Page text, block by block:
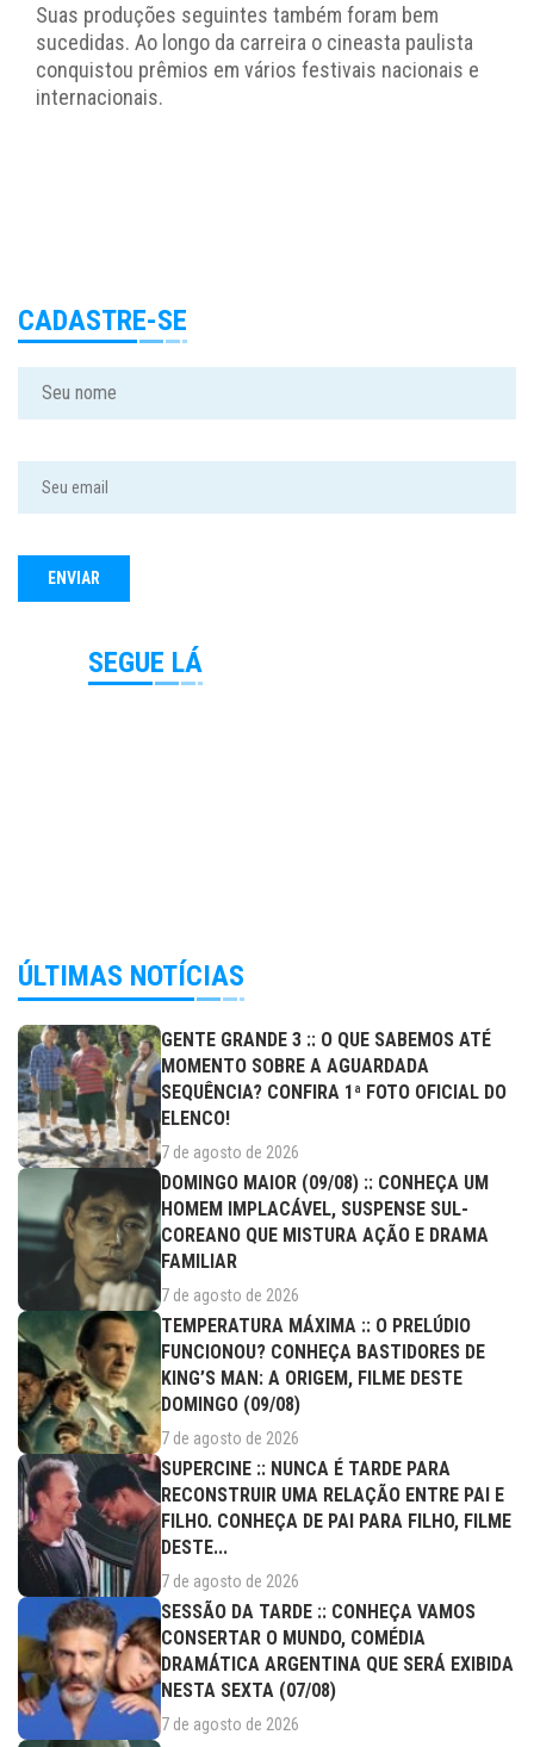
Suas produções seguintes também foram bem
sucedidas. Ao longo da carreira o cineasta paulista
conquistou prêmios em vários festivais nacionais e
internacionais.
CADASTRE-SE
SEGUE LÁ
ÚLTIMAS NOTÍCIAS
GENTE GRANDE 3 :: O QUE SABEMOS ATÉ
MOMENTO SOBRE A AGUARDADA
SEQUÊNCIA? CONFIRA 1ª FOTO OFICIAL DO
ELENCO!
7 de agosto de 2026
DOMINGO MAIOR (09/08) :: CONHEÇA UM
HOMEM IMPLACÁVEL, SUSPENSE SUL-
COREANO QUE MISTURA AÇÃO E DRAMA
FAMILIAR
7 de agosto de 2026
TEMPERATURA MÁXIMA :: O PRELÚDIO
FUNCIONOU? CONHEÇA BASTIDORES DE
KING’S MAN: A ORIGEM, FILME DESTE
DOMINGO (09/08)
7 de agosto de 2026
SUPERCINE :: NUNCA É TARDE PARA
RECONSTRUIR UMA RELAÇÃO ENTRE PAI E
FILHO. CONHEÇA DE PAI PARA FILHO, FILME
DESTE...
7 de agosto de 2026
SESSÃO DA TARDE :: CONHEÇA VAMOS
CONSERTAR O MUNDO, COMÉDIA
DRAMÁTICA ARGENTINA QUE SERÁ EXIBIDA
NESTA SEXTA (07/08)
7 de agosto de 2026